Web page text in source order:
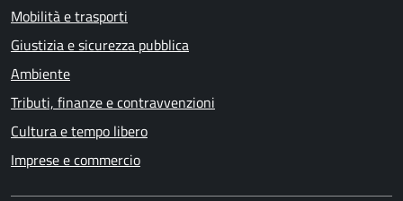
Mobilità e trasporti
Giustizia e sicurezza pubblica
Ambiente
Tributi, finanze e contravvenzioni
Cultura e tempo libero
Imprese e commercio